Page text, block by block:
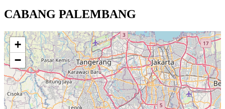
CABANG PALEMBANG
+
−